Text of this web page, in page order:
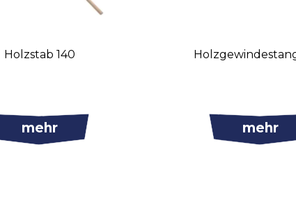
Holzstab 140
mehr mehr